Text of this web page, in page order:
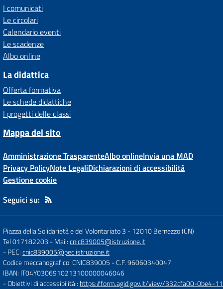
I comunicati
Le circolari
Calendario eventi
Le scadenze
Albo online
La didattica
Offerta formativa
Le schede didattiche
I progetti delle classi
Mappa del sito
Amministrazione TrasparenteAlbo onlineInvia una MAD
Privacy PolicyNote LegaliDichiarazioni di accessibilità
Gestione cookie
Seguici su:
Piazza della Solidarietà e del Volontariato 3 -12010 Bernezzo (CN)
Tel 017182203 - Mail:cnic839005@istruzione.it
- PEC:cnic839005@pec.istruzione.it
Codice meccanografico: CNIC839005 - C.F. 96060340047
IBAN: IT04Y0306910213100000046046
- Obiettivi di accessibilità:: https://form.agid.gov.it/view/332cfa00-0be4-